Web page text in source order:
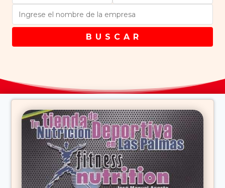
B U S C A R